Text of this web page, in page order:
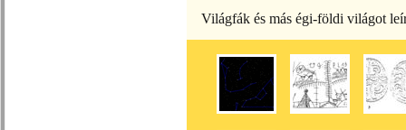
Világfák és más égi-földi világot